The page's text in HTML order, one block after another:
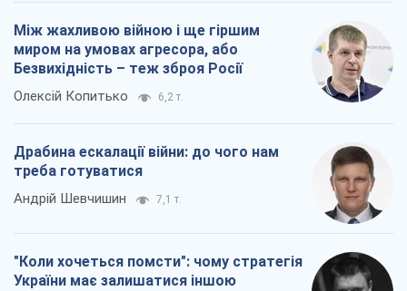
Між жахливою війною і ще гіршим
миром на умовах агресора, або
Безвихідність – теж зброя Росії
Олексій Копитько 6,2 т.
Драбина ескалації війни: до чого нам
треба готуватися
Андрій Шевчишин 7,1 т.
"Коли хочеться помсти": чому стратегія
України має залишатися іншою